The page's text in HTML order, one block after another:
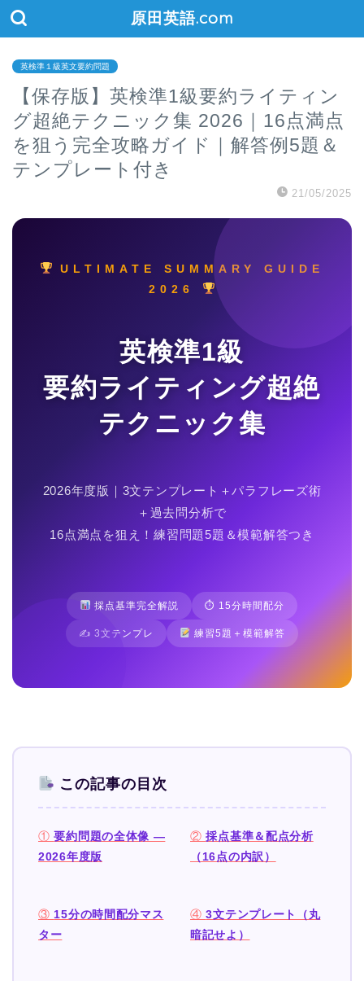
原田英語.com
英検準１級英文要約問題
【保存版】英検準1級要約ライティン
グ超絶テクニック集 2026｜16点満点
を狙う完全攻略ガイド｜解答例5題＆
テンプレート付き
21/05/2025
ULTIMATE SUMMARY GUIDE
2026
英検準1級
要約ライティング超絶
テクニック集
2026年度版｜3文テンプレート＋パラフレーズ術
＋過去問分析で
16点満点を狙え！練習問題5題＆模範解答つき
採点基準完全解説 ⏱ 15分時間配分
✍️ 3文テンプレ 練習5題＋模範解答
この記事の目次
①要約問題の全体像 —
2026年度版
②採点基準＆配点分析
（16点の内訳）
③ 15分の時間配分マス
ター
④3文テンプレート（丸
暗記せよ）